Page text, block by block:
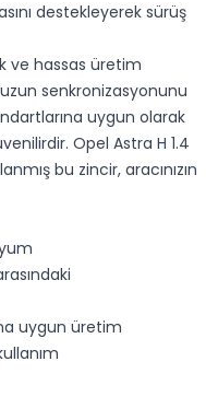
destekleyerek sürüş
ve hassas üretim
senkronizasyonunu
uygun olarak
Opel Astra H 1.4
bu zincir, aracınızın
uygun üretim